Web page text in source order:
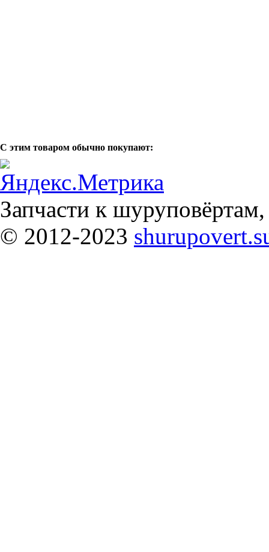
С этим товаром обычно покупают:
Запчасти к
© 2012-2023